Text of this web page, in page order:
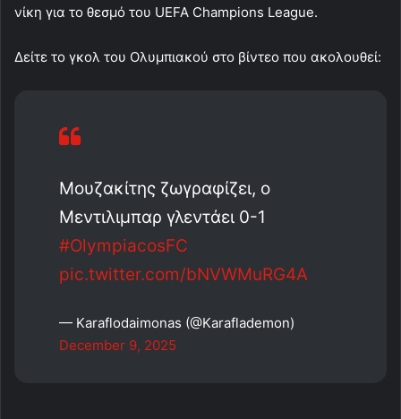
νίκη για το θεσμό του UEFA Champions League.
Δείτε το γκολ του Ολυμπιακού στο βίντεο που ακολουθεί:
Μουζακίτης ζωγραφίζει, ο
Μεντιλιμπαρ γλεντάει 0-1
#OlympiacosFC
pic.twitter.com/bNVWMuRG4A
— Karaflodaimonas (@Karaflademon)
December 9, 2025